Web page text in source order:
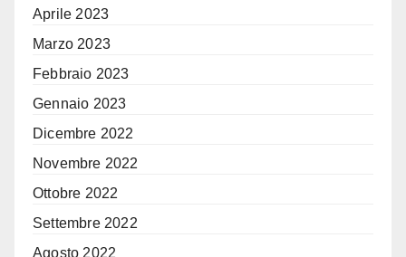
Aprile 2023
Marzo 2023
Febbraio 2023
Gennaio 2023
Dicembre 2022
Novembre 2022
Ottobre 2022
Settembre 2022
Agosto 2022